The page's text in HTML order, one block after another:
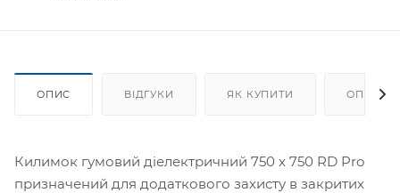
ОПИС ВІДГУКИ ЯК КУПИТИ ОПЛАТА
Килимок гумовий діелектричний 750 х 750 RD Pro
призначений для додаткового захисту в закритих